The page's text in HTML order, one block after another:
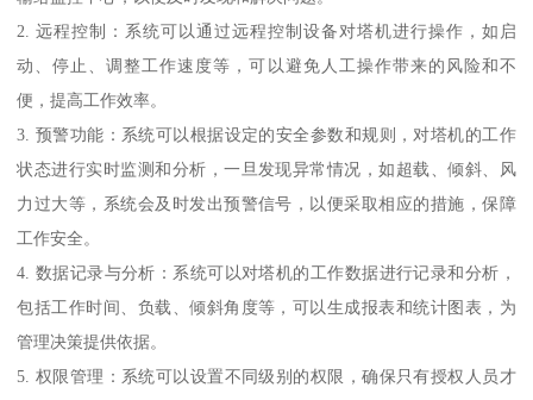
2. 远程控制：系统可以通过远程控制设备对塔机进行操作，如启
动、停止、调整工作速度等，可以避免人工操作带来的风险和不
便，提高工作效率。
3. 预警功能：系统可以根据设定的安全参数和规则，对塔机的工作
状态进行实时监测和分析，一旦发现异常情况，如超载、倾斜、风
力过大等，系统会及时发出预警信号，以便采取相应的措施，保障
工作安全。
4. 数据记录与分析：系统可以对塔机的工作数据进行记录和分析，
包括工作时间、负载、倾斜角度等，可以生成报表和统计图表，为
管理决策提供依据。
5. 权限管理：系统可以设置不同级别的权限，确保只有授权人员才